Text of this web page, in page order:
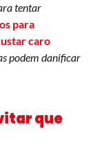
tentar
para
caro
podem danificar
que